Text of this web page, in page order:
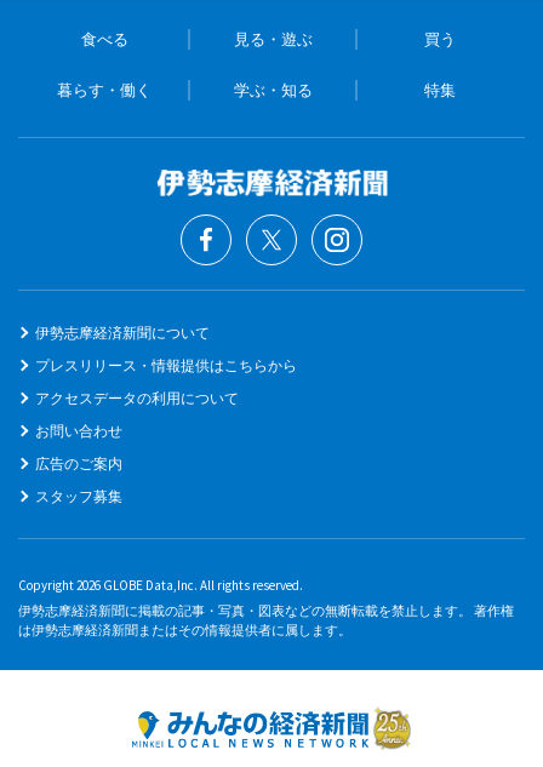
食べる 見る・遊ぶ 買う
暮らす・働く 学ぶ・知る 特集
伊勢志摩経済新聞について
プレスリリース・情報提供はこちらから
アクセスデータの利用について
お問い合わせ
広告のご案内
スタッフ募集
Copyright 2026 GLOBE Data,Inc. All rights reserved.
伊勢志摩経済新聞に掲載の記事・写真・図表などの無断転載を禁止します。 著作権
は伊勢志摩経済新聞またはその情報提供者に属します。